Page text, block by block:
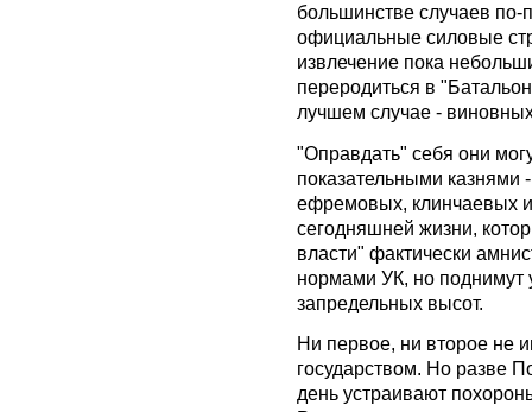
большинстве случаев
официальные силовые
извлечение пока
переродиться в
лучшем случае -
"Оправдать" себя они
показательными
ефремовых, клинчаевых
сегодняшней жизни,
власти" фактически
нормами УК, но поднимут
запредельных высот.
Ни первое, ни второе не
государством. Но разве
день устраивают